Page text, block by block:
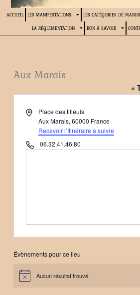
ACCUEIL LES MANIFESTATIONS LES CATÉGORIES DE
LA RÉGLEMENTATION BON À SAVOIR
Aux Marais
«
AdressePlace des tilleuls
Aux Marais, 60000 France
Recevoir l’Itinéraire à suivre
Téléphone06.32.41.46.80
Évènements pour ce lieu
Notice Aucun résultat trouvé.